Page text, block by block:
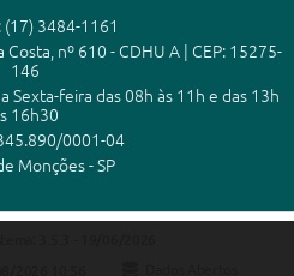
3484-1161
nº 610 - CDHU A | CEP: 15275-
146
feira das 08h às 11h e das 13h
16h30
0001-04
Monções - SP